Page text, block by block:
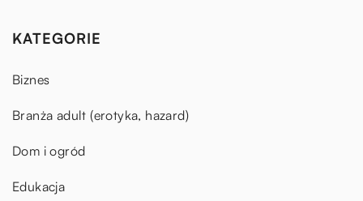
KATEGORIE
Biznes
Branża adult (erotyka, hazard)
Dom i ogród
Edukacja